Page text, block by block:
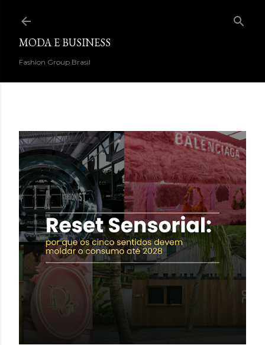
MODA E BUSINESS
Fashion Group Brasil